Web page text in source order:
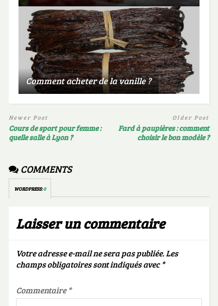
Comment acheter de la vanille ?
Newer Post
Cours de sport pour femme :
quelle salle à Lyon ?
Older Post
Fard à paupières : comment
choisir le bon modèle ?
COMMENTS
WORDPRESS:0
Laisser un commentaire
Votre adresse e-mail ne sera pas publiée.Les
champs obligatoires sont indiqués avec*
Commentaire*